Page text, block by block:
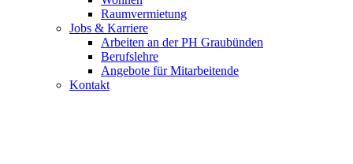
Raumvermietung
Jobs & Karriere
Arbeiten an der PH Graubünden
Berufslehre
Angebote für Mitarbeitende
Kontakt